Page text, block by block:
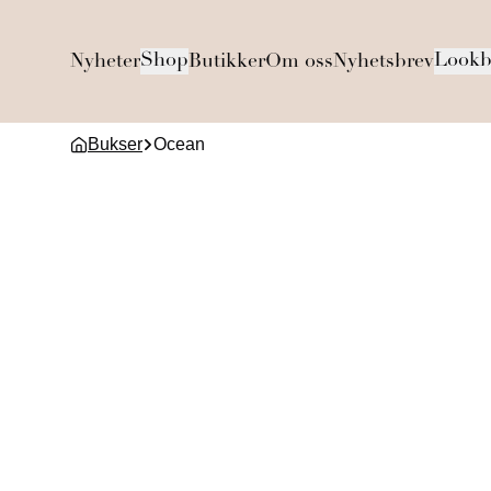
NyheterShopButikkerOm ossNyhetsbrev
Bukser Ocean